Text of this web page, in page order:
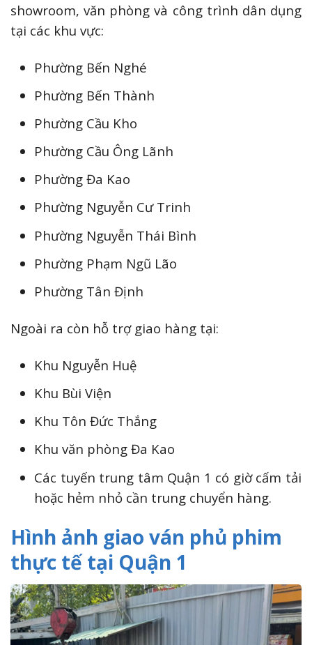
showroom, văn phòng và công trình dân dụng
tại các khu vực:
Phường Bến Nghé
Phường Bến Thành
Phường Cầu Kho
Phường Cầu Ông Lãnh
Phường Đa Kao
Phường Nguyễn Cư Trinh
Phường Nguyễn Thái Bình
Phường Phạm Ngũ Lão
Phường Tân Định
Ngoài ra còn hỗ trợ giao hàng tại:
Khu Nguyễn Huệ
Khu Bùi Viện
Khu Tôn Đức Thắng
Khu văn phòng Đa Kao
Các tuyến trung tâm Quận 1 có giờ cấm tải
hoặc hẻm nhỏ cần trung chuyển hàng.
Hình ảnh giao ván phủ phim
thực tế tại Quận 1